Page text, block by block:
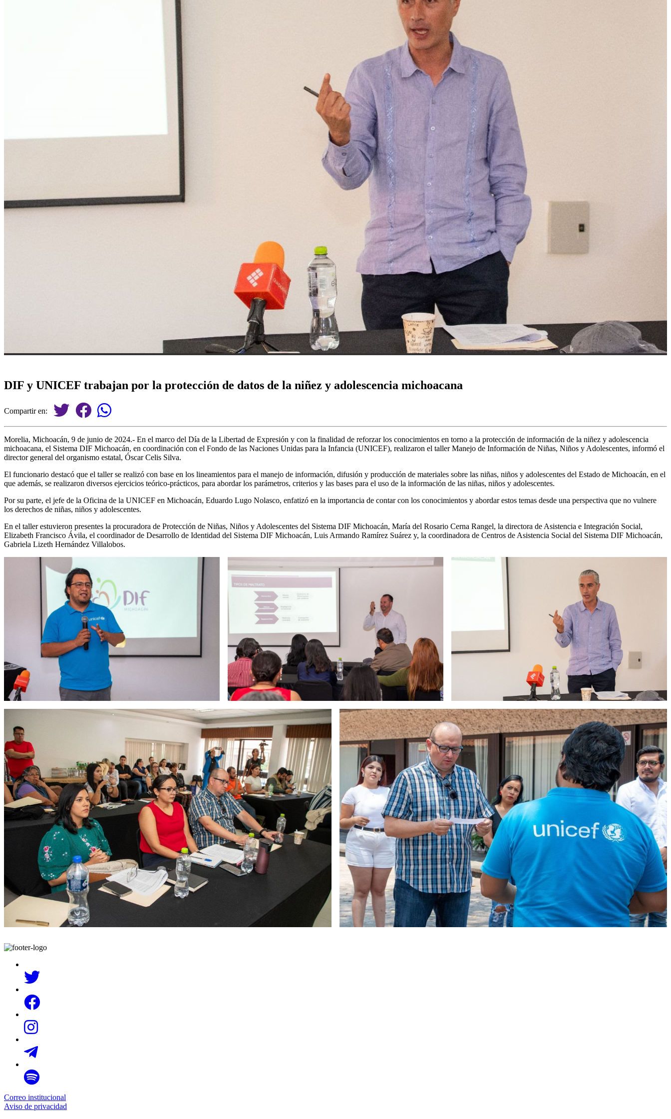
DIF y UNICEF trabajan por la protección de datos de la niñez y adolescencia michoacana
Compartir en:
Morelia, Michoacán, 9 de junio de 2024.- En el marco del Día de la Libertad de Expresión y con la finalidad de reforzar los conocimientos en torno a la protección de información de la niñez y adolescencia
michoacana, el Sistema DIF Michoacán, en coordinación con el Fondo de las Naciones Unidas para la Infancia (UNICEF), realizaron el taller Manejo de Información de Niñas, Niños y Adolescentes, informó el
director general del organismo estatal, Óscar Celis Silva.
El funcionario destacó que el taller se realizó con base en los lineamientos para el manejo de información, difusión y producción de materiales sobre las niñas, niños y adolescentes del Estado de Michoacán, en el
que además, se realizaron diversos ejercicios teórico-prácticos, para abordar los parámetros, criterios y las bases para el uso de la información de las niñas, niños y adolescentes.
Por su parte, el jefe de la Oficina de la UNICEF en Michoacán, Eduardo Lugo Nolasco, enfatizó en la importancia de contar con los conocimientos y abordar estos temas desde una perspectiva que no vulnere
los derechos de niñas, niños y adolescentes.
En el taller estuvieron presentes la procuradora de Protección de Niñas, Niños y Adolescentes del Sistema DIF Michoacán, María del Rosario Cerna Rangel, la directora de Asistencia e Integración Social,
Elizabeth Francisco Ávila, el coordinador de Desarrollo de Identidad del Sistema DIF Michoacán, Luis Armando Ramírez Suárez y, la coordinadora de Centros de Asistencia Social del Sistema DIF Michoacán,
Gabriela Lizeth Hernández Villalobos.
Correo institucional
Aviso de privacidad